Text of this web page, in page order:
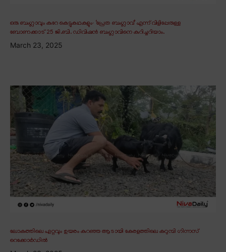
ഒരു ബംഗ്ലാവും കുറേ കെട്ടുകഥകളും∙ ‘പ്രേത ബംഗ്ലാവ്’ എന്ന് വിളിപ്പേരുള്ള
ബോണക്കാട് 25 ജി.ബി. ഡിവിഷൻ ബംഗ്ലാവിനെ കുറിച്ചറിയാം.
March 23, 2025
ലോകത്തിലെ ഏറ്റവും ഉയരം കുറഞ്ഞ ആടായി കേരളത്തിലെ കറുമ്പി ഗിന്നസ്
റെക്കോർഡിൽ